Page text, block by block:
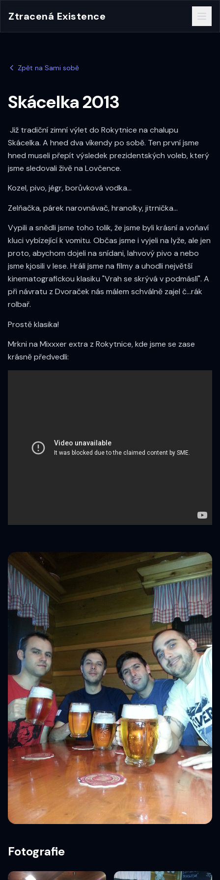
Ztracená Existence
Zpět na Sami sobě
Skácelka 2013
Již tradiční zimní výlet do Rokytnice na chalupu
Skácelka. A hned dva víkendy po sobě. Ten první jsme
hned museli přepít výsledek prezidentských voleb, který
jsme sledovali živě na Lovčence.
Kozel, pivo, jégr, borůvková vodka...
Zelňačka, párek narovnávač, hranolky, jitrnička...
Vypili a snědli jsme toho tolik, že jsme byli krásní a voňaví
kluci vybízející k vomitu. Občas jsme i vyjeli na lyže, ale jen
proto, abychom dojeli na snídani, lahvový pivo a nebo
jsme kjosili v lese. Hráli jsme na filmy a uhodli největší
kinematografickou klasiku "Vrah se skrývá v podmáslí". A
při návratu z Dvoraček nás málem schválně zajel č...rák
rolbař.
Prostě klasika!
Mrkni na Mixxxer extra z Rokytnice, kde jsme se zase
krásně předvedli:
Fotografie